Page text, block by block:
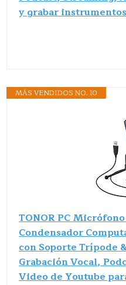
y grabar
MÁS VENDIDOS NO. 10
TONOR PC
Condensador
con Soporte Trípode
Grabación Vocal,
Video de Youtube